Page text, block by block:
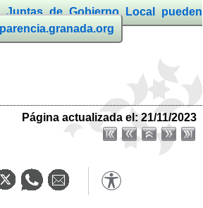
de Gobierno Local pueden
Página actualizada el: 21/11/2023